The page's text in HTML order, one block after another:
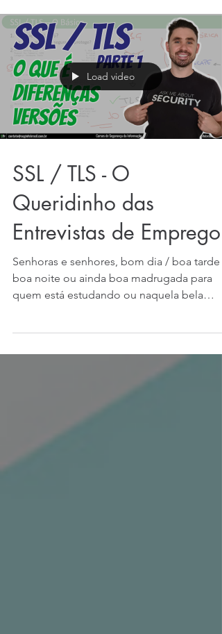
Load video
SSL / TLS - O
Queridinho das
Entrevistas de Emprego
Senhoras e senhores, bom dia / boa tarde /
boa noite ou ainda boa madrugada para